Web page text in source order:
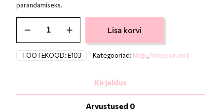
parandamiseks.
probio-
Ultraserum
–
ml
Lisa korvi
TOOTEKOOD:E103 Kategooriad: Nägu, Näoseerumid
Kirjeldus
Arvustused 0